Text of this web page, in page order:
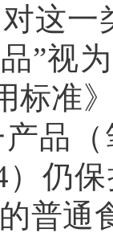
这
”视
标准
品
）
普通